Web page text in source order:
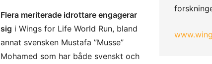
Flera meriterade idrottare engagerar
sig i Wings for Life World Run, bland
annat svensken Mustafa ”Musse”
Mohamed som har både svenskt och